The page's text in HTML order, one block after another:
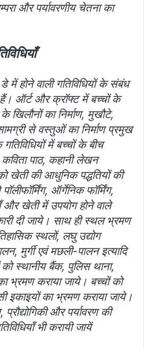
और पर्यावरणीय चेतना का
में होने वाली गतिविधियों के संबंध
हैं। ऑर्ट और क्रॉफ्ट में बच्चों के
खिलौनों का निर्माण, मुखौटे,
से वस्तुओं का निर्माण प्रमुख
में बच्चों के बीच
पाठ, कहानी लेखन
खेती की आधुनिक पद्धतियों की
ऑर्गेनिक फॉर्मिंग,
और खेती में उपयोग होने वाले
दी जाये। साथ ही स्थल भ्रमण
स्थलों, लघु उद्योग
मुर्गी एवं मछली-पालन इत्यादि
स्थानीय बैंक, पुलिस थाना,
भ्रमण कराया जाये। बच्चों को
इकाइयों का भ्रमण कराया जाये।
और पर्यावरण की
भी करायी जायें